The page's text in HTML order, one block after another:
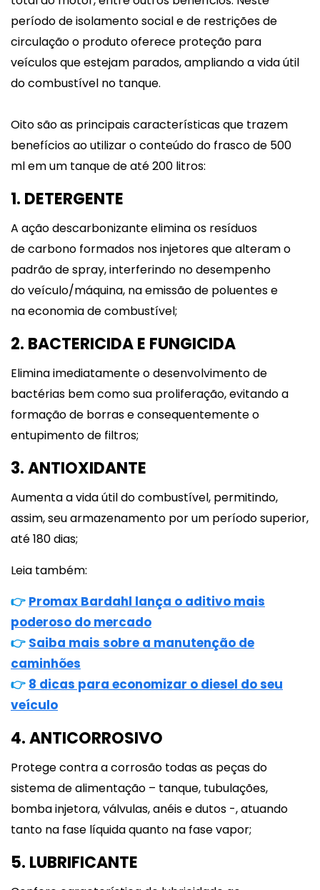
período de isolamento social e de restrições de
circulação o produto oferece proteção para
veículos que estejam parados, ampliando a vida útil
do combustível no tanque.
Oito são as principais características que trazem
benefícios ao utilizar o conteúdo do frasco de 500
ml em um tanque de até 200 litros:
1. DETERGENTE
A ação descarbonizante elimina os resíduos
de carbono formados nos injetores que alteram o
padrão de spray, interferindo no desempenho
do veículo/máquina, na emissão de poluentes e
na economia de combustível;
2. BACTERICIDA E FUNGICIDA
Elimina imediatamente o desenvolvimento de
bactérias bem como sua proliferação, evitando a
formação de borras e consequentemente o
entupimento de filtros;
3. ANTIOXIDANTE
Aumenta a vida útil do combustível, permitindo,
assim, seu armazenamento por um período superior,
até 180 dias;
Leia também:
👉 Promax Bardahl lança o aditivo mais
poderoso do mercado
👉 Saiba mais sobre a manutenção de
caminhões
👉 8 dicas para economizar o diesel do seu
veículo
4. ANTICORROSIVO
Protege contra a corrosão todas as peças do
sistema de alimentação – tanque, tubulações,
bomba injetora, válvulas, anéis e dutos -, atuando
tanto na fase líquida quanto na fase vapor;
5. LUBRIFICANTE